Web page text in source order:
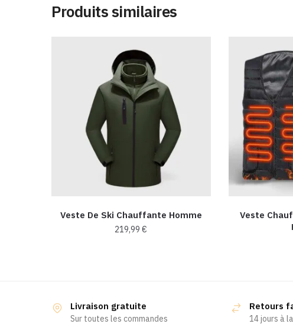
Produits similaires
Veste De Ski Chauffante Homme
219,99€
variations.
Veste
Livraison gratuite
Sur toutes les commandes
Retours
14 jours à